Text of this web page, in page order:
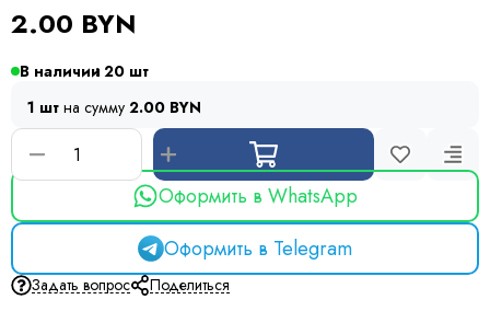
Резисторы
Дроссели
Фоточувствительные элементы
Устройства защиты
2.00 BYN
В наличии 20
1 шт на сумму 2.00 BYN
Оформить в WhatsApp
Оформить в Telegram
Задать вопрос Поделиться